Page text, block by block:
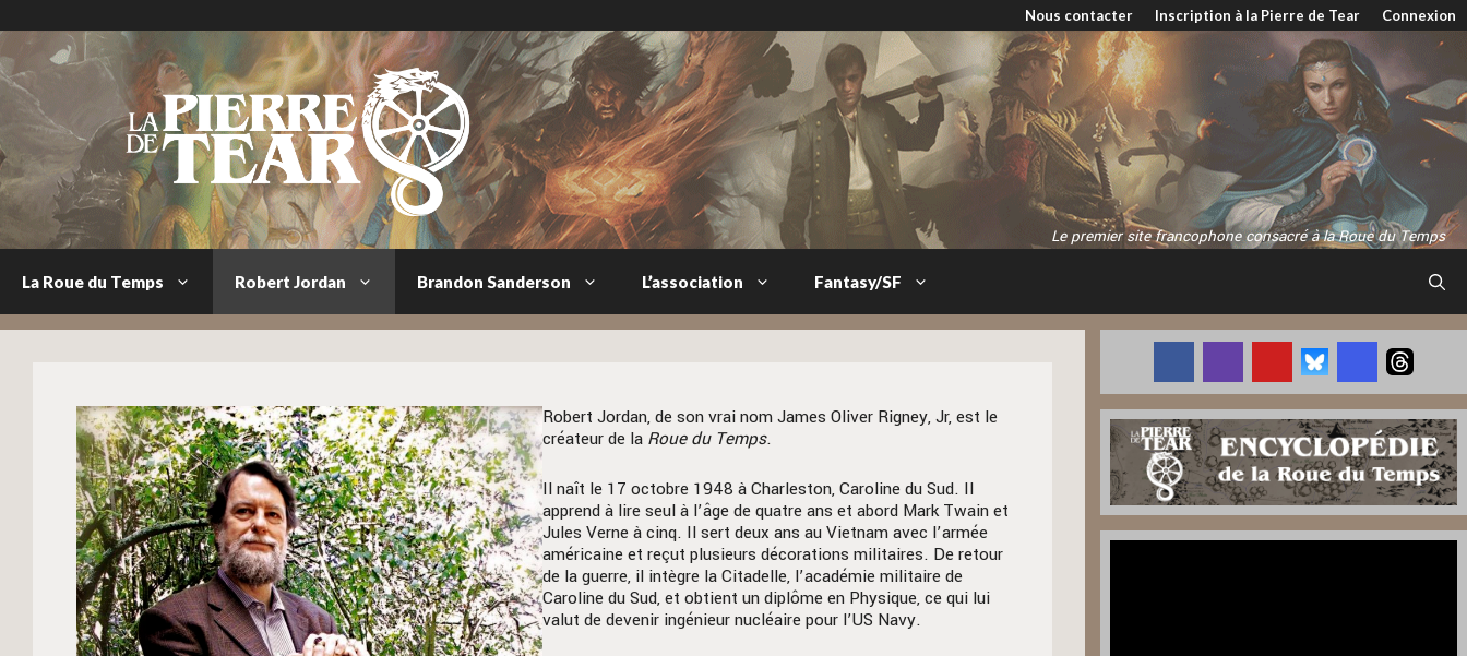
au
contenu
Nous contacter Inscription à la Pierre de Tear Connexion
Le premier site francophone consacré à la Roue du Temps
La Roue du Temps Robert Jordan Brandon Sanderson L’association Fantasy/SF
Robert Jordan, de son vrai nom James Oliver Rigney, Jr, est le
créateur de la Roue du Temps.
Il naît le 17 octobre 1948 à Charleston, Caroline du Sud. Il
apprend à lire seul à l’âge de quatre ans et abord Mark Twain et
Jules Verne à cinq. Il sert deux ans au Vietnam avec l’armée
américaine et reçut plusieurs décorations militaires. De retour
de la guerre, il intègre la Citadelle, l’académie militaire de
Caroline du Sud, et obtient un diplôme en Physique, ce qui lui
valut de devenir ingénieur nucléaire pour l’US Navy.